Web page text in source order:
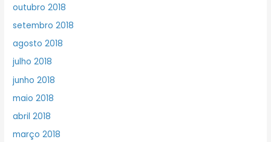
outubro 2018
setembro 2018
agosto 2018
julho 2018
junho 2018
maio 2018
abril 2018
março 2018